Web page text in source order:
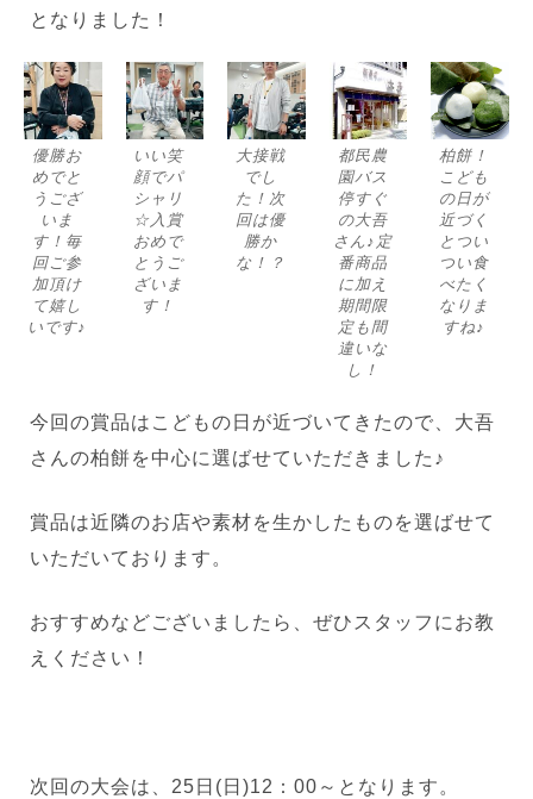
となりました！
優勝お
めでと
うござ
いま
す！毎
回ご参
加頂け
て嬉し
いです♪
いい笑
顔でパ
シャリ
☆入賞
おめで
とうご
ざいま
す！
大接戦
でし
た！次
回は優
勝か
な！？
都民農
園バス
停すぐ
の大吾
さん♪定
番商品
に加え
期間限
定も間
違いな
し！
柏餅！
こども
の日が
近づく
とつい
つい食
べたく
なりま
すね♪
今回の賞品はこどもの日が近づいてきたので、大吾
さんの柏餅を中心に選ばせていただきました♪
賞品は近隣のお店や素材を生かしたものを選ばせて
いただいております。
おすすめなどございましたら、ぜひスタッフにお教
えください！
次回の大会は、25日(日)12：00～となります。